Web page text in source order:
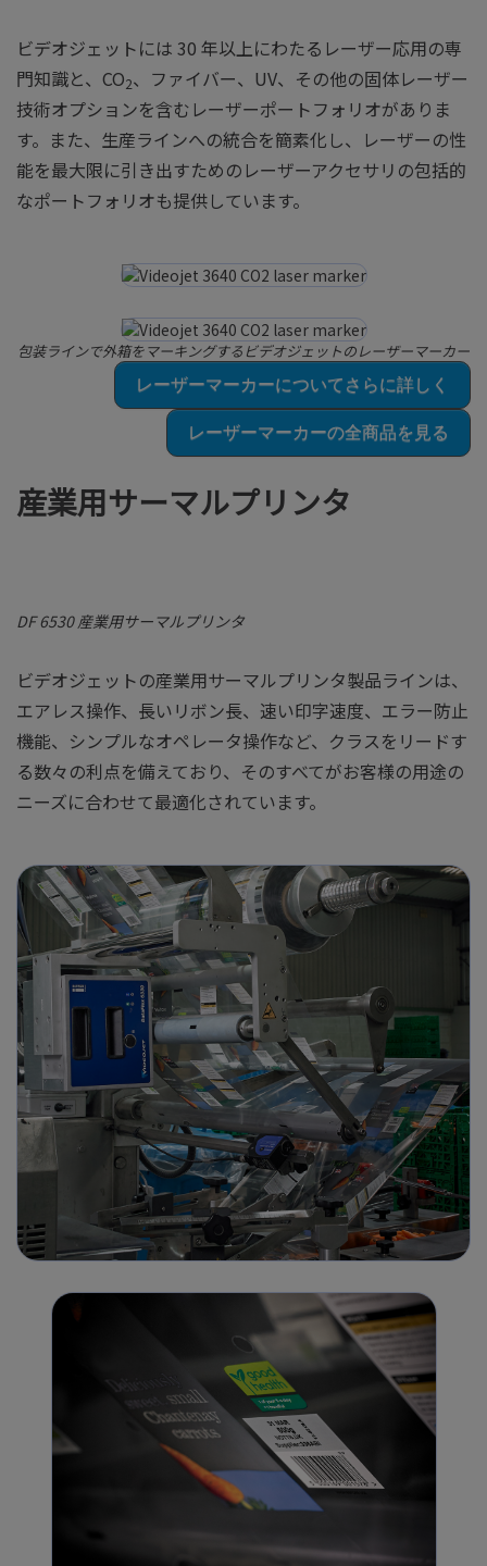
ビデオジェットには 30 年以上にわたるレーザー応用の専
門知識と、CO2、ファイバー、UV、その他の固体レーザー
技術オプションを含むレーザーポートフォリオがありま
す。また、生産ラインへの統合を簡素化し、レーザーの性
能を最大限に引き出すためのレーザーアクセサリの包括的
なポートフォリオも提供しています。
包装ラインで外箱をマーキングするビデオジェットのレーザーマーカー
レーザーマーカーについてさらに詳しく
レーザーマーカーの全商品を見る
産業用サーマルプリンタ
DF 6530 産業用サーマルプリンタ
ビデオジェットの産業用サーマルプリンタ製品ラインは、
エアレス操作、長いリボン長、速い印字速度、エラー防止
機能、シンプルなオペレータ操作など、クラスをリードす
る数々の利点を備えており、そのすべてがお客様の用途の
ニーズに合わせて最適化されています。